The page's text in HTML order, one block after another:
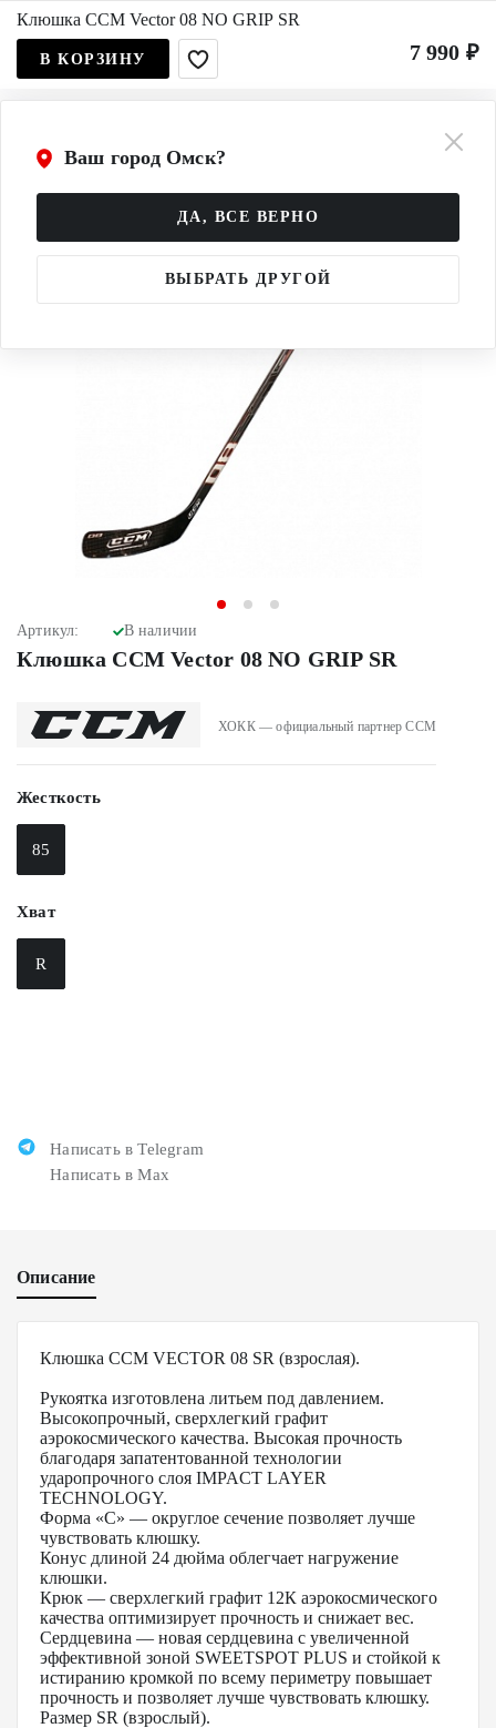
Ваш город Омск?
ДА, ВСЕ ВЕРНО
ВЫБРАТЬ ДРУГОЙ
Артикул: В наличии
Клюшка CCM Vector 08 NO GRIP SR
ХОКК — официальный партнер CCM
Жесткость
85
Хват
R
Написать в Telegram
Написать в Max
Описание
Клюшка CCM VECTOR 08 SR (взрослая).
Рукоятка изготовлена литьем под давлением.
Высокопрочный, сверхлегкий графит
аэрокосмического качества. Высокая прочность
благодаря запатентованной технологии
ударопрочного слоя IMPACT LAYER
TECHNOLOGY.
Форма «С» — округлое сечение позволяет лучше
чувствовать клюшку.
Конус длиной 24 дюйма облегчает нагружение
клюшки.
Крюк — сверхлегкий графит 12К аэрокосмического
качества оптимизирует прочность и снижает вес.
Сердцевина — новая сердцевина с увеличенной
эффективной зоной SWEETSPOT PLUS и стойкой к
истиранию кромкой по всему периметру повышает
прочность и позволяет лучше чувствовать клюшку.
Размер SR (взрослый).
Клюшка CCM Vector 08 NO GRIP SR
7 990 ₽
В КОРЗИНУ